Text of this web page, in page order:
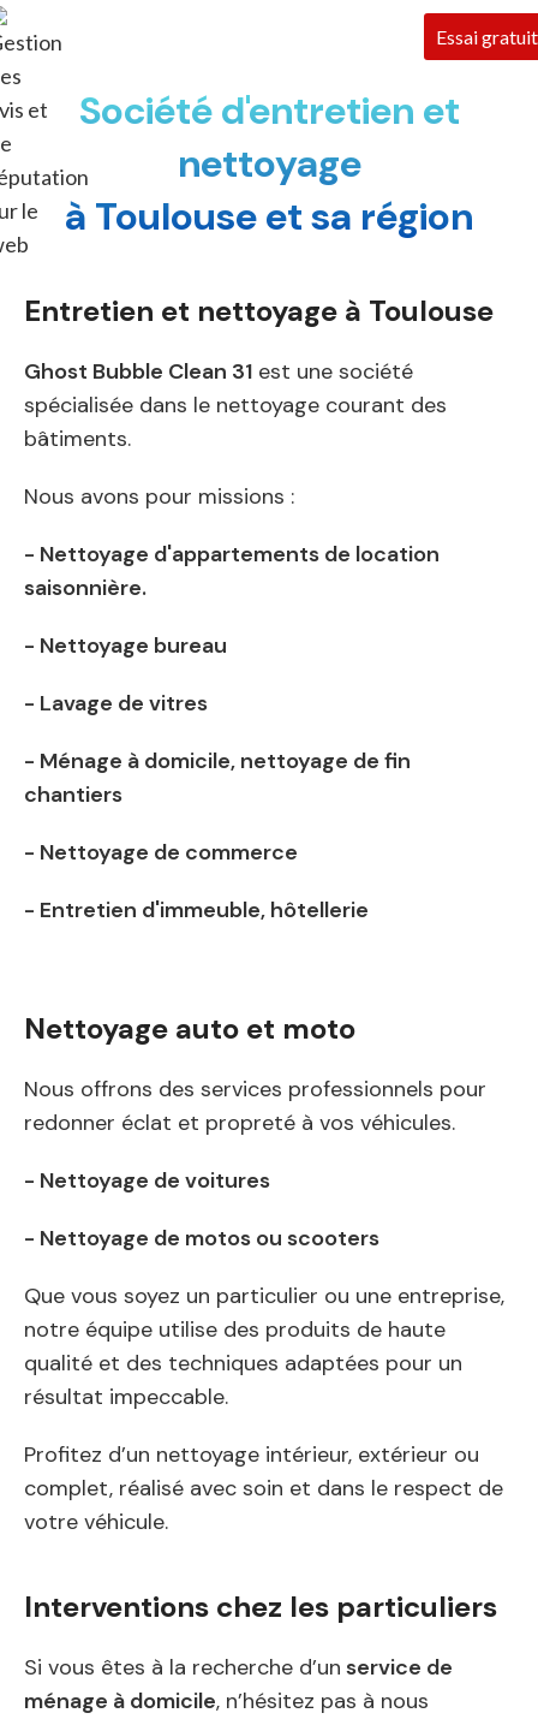
Essai gratuit
Société d'entretien et
nettoyage
à Toulouse et sa région
Entretien et nettoyage à Toulouse
Ghost Bubble Clean 31 est une société
spécialisée dans le nettoyage courant des
bâtiments.
Nous avons pour missions :
- Nettoyage d'appartements de location
saisonnière.
- Nettoyage bureau
- Lavage de vitres
- Ménage à domicile, nettoyage de fin
chantiers
- Nettoyage de commerce
- Entretien d'immeuble, hôtellerie
Nettoyage auto et moto
Nous offrons des services professionnels pour
redonner éclat et propreté à vos véhicules.
- Nettoyage de voitures
- Nettoyage de motos ou scooters
Que vous soyez un particulier ou une entreprise,
notre équipe utilise des produits de haute
qualité et des techniques adaptées pour un
résultat impeccable.
Profitez d’un nettoyage intérieur, extérieur ou
complet, réalisé avec soin et dans le respect de
votre véhicule.
Interventions chez les particuliers
Si vous êtes à la recherche d’un service de
ménage à domicile, n’hésitez pas à nous